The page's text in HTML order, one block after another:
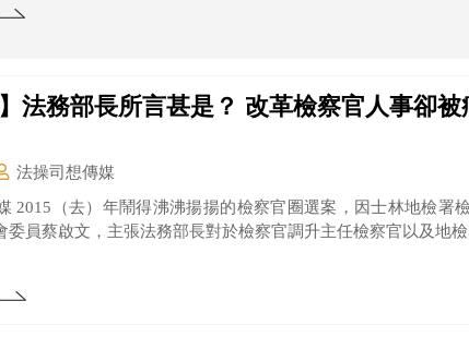
】法務部長所言甚是？ 改革檢察官人事卻
法操司想傳媒
2015（去）年鬧得沸沸揚揚的檢察官圈選案，因士林地檢署
委員蔡啟文，主張法務部長對於檢察官調升主任檢察官以及地